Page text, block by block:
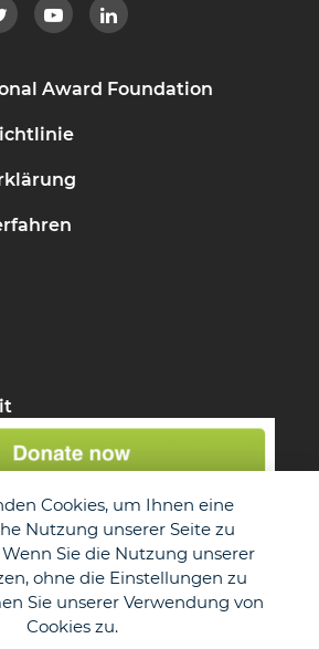
Award Foundation
Cookies, um Ihnen eine
Nutzung unserer Seite zu
Sie die Nutzung unserer
ohne die Einstellungen zu
Sie unserer Verwendung von
Cookies zu.